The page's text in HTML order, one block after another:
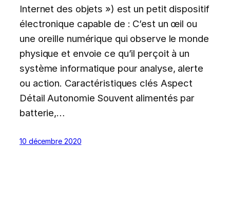
Internet des objets ») est un petit dispositif
électronique capable de : C’est un œil ou
une oreille numérique qui observe le monde
physique et envoie ce qu’il perçoit à un
système informatique pour analyse, alerte
ou action. Caractéristiques clés Aspect
Détail Autonomie Souvent alimentés par
batterie,…
10 décembre 2020